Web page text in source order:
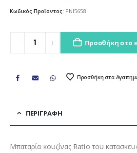
Κωδικός Προϊόντος: PNI5658
Προσθήκη στο
Προσθήκη στα
ΠΕΡΙΓΡΑΦΉ
Μπαταρία κουζίνας Ratio του